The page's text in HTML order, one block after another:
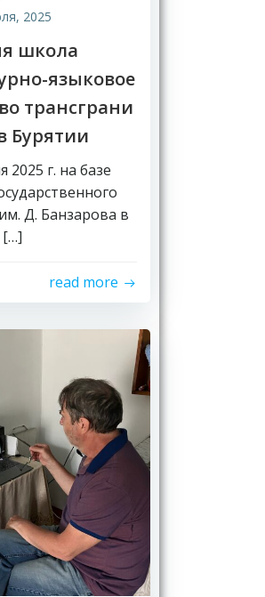
2025
школа
языковое
трансграни
Бурятии
2025 г. на базе
Д. Банзарова в
[…]
read more